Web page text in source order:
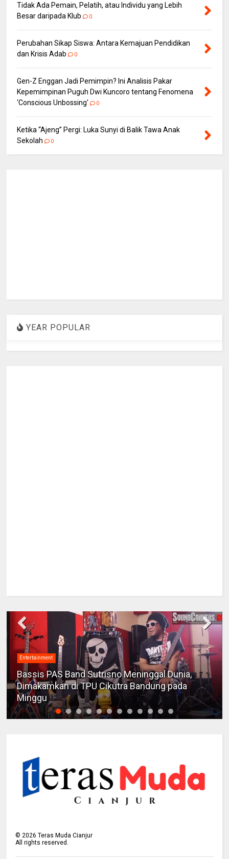
Tidak Ada Pemain, Pelatih, atau Individu yang Lebih
Besar daripada Klub
0
Perubahan Sikap Siswa: Antara Kemajuan Pendidikan
dan Krisis Adab
0
Gen-Z Enggan Jadi Pemimpin? Ini Analisis Pakar
Kepemimpinan Puguh Dwi Kuncoro tentang Fenomena
‘Conscious Unbossing'
0
Ketika “Ajeng” Pergi: Luka Sunyi di Balik Tawa Anak
Sekolah
0
YEAR POPULAR
Entertainment
Bassis PAS Band Sutrisno Meninggal Dunia,
Dimakamkan di TPU Cikutra Bandung pada
Minggu
©2026 Teras Muda Cianjur
All rights reserved.